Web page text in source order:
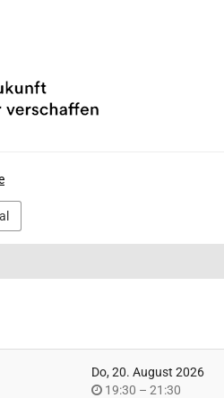
Do, 20. August 2026
Uhrzeit
19:30 – bis
21:30